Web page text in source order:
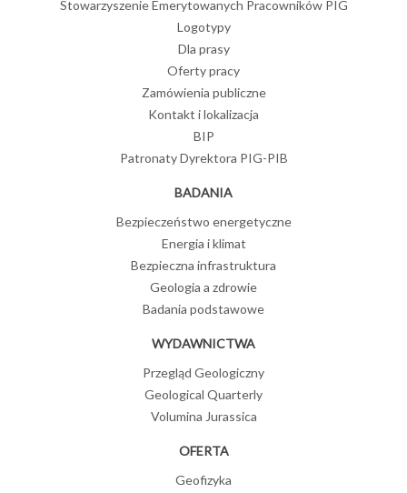
Stowarzyszenie Emerytowanych Pracowników PIG
Logotypy
Dla prasy
Oferty pracy
Zamówienia publiczne
Kontakt i lokalizacja
BIP
Patronaty Dyrektora PIG-PIB
BADANIA
Bezpieczeństwo energetyczne
Energia i klimat
Bezpieczna infrastruktura
Geologia a zdrowie
Badania podstawowe
WYDAWNICTWA
Przegląd Geologiczny
Geological Quarterly
Volumina Jurassica
OFERTA
Geofizyka